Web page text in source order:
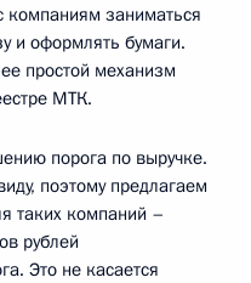
компаниям заниматься
и оформлять бумаги.
простой механизм
МТК.
порога по выручке.
поэтому предлагаем
таких компаний –
рублей
Это не касается